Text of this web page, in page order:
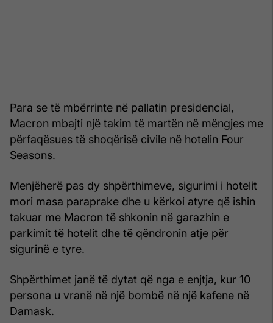
Para se të mbërrinte në pallatin presidencial,
Macron mbajti një takim të martën në mëngjes me
përfaqësues të shoqërisë civile në hotelin Four
Seasons.
Menjëherë pas dy shpërthimeve, sigurimi i hotelit
mori masa paraprake dhe u kërkoi atyre që ishin
takuar me Macron të shkonin në garazhin e
parkimit të hotelit dhe të qëndronin atje për
sigurinë e tyre.
Shpërthimet janë të dytat që nga e enjtja, kur 10
persona u vranë në një bombë në një kafene në
Damask.